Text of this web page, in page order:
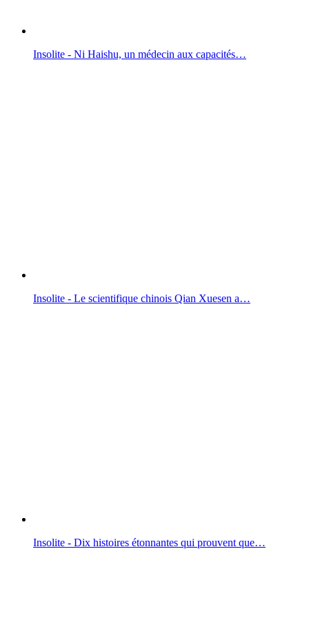
Insolite - Ni Haishu, un médecin aux capacités…
Insolite - Le scientifique chinois Qian Xuesen a…
Insolite - Dix histoires étonnantes qui prouvent que…